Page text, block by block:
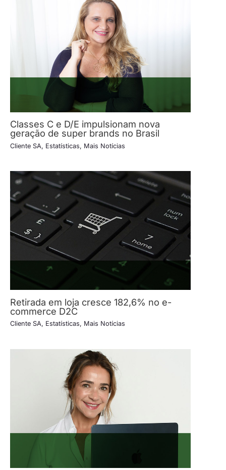
Classes C e D/E impulsionam nova
geração de super brands no Brasil
Cliente SA, Estatísticas, Mais Notícias
Retirada em loja cresce 182,6% no e-
commerce D2C
Cliente SA, Estatísticas, Mais Notícias